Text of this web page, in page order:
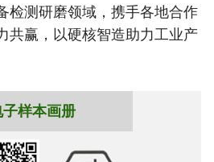
检测研磨领域，携手各地合作
共赢，以硬核智造助力工业产
样本画册